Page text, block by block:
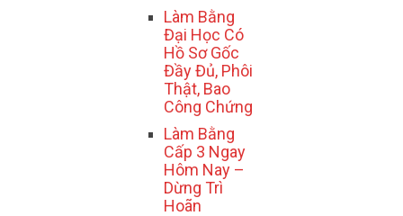
Làm Bằng
Đại Học Có
Hồ Sơ Gốc
Đầy Đủ, Phôi
Thật, Bao
Công Chứng
Làm Bằng
Cấp 3 Ngay
Hôm Nay –
Dừng Trì
Hoãn